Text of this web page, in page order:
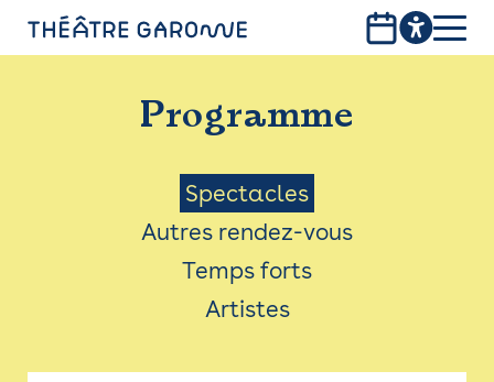
PROGRAMME
INFOS PRATIQUES
AVEC LES PUBLICS
ACCESSIBILITÉ
LES PRODUCTIONS
Programme
Menu
Saison
Spectacles
Autres rendez-vous
Temps forts
Artistes